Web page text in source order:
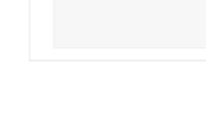
【虹ヶ咲】「夏はせつ泣き